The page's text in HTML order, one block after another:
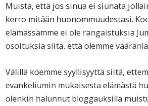
Muista, että jos sinua ei siunata
kerro mitään huonommuudestasi.
elämässämme ei ole rangaistuksia
osoituksia siitä, että olemme
Välillä koemme syyllisyyttä siitä,
evankeliumin mukaisesta elämästä
olenkin halunnut bloggauksilla